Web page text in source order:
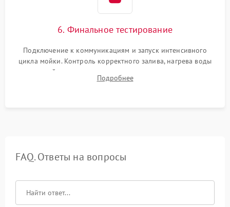
6. Финальное тестирование
Подключение к коммуникациям и запуск интенсивного
цикла мойки. Контроль корректного залива, нагрева воды
до нужной температуры, отсутствия посторонних шумов,
штатного слива и абсолютной сухости в поддоне.
Подробнее
FAQ. Ответы на вопросы